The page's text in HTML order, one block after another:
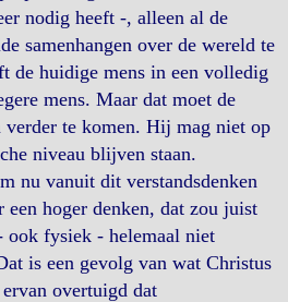
nodig heeft -, alleen al de
samenhangen over de wereld te
de huidige mens in een volledig
mens. Maar dat moet de
verder te komen. Hij mag niet op
niveau blijven staan.
nu vanuit dit verstandsdenken
een hoger denken, dat zou juist
ook fysiek - helemaal niet
is een gevolg van wat Christus
overtuigd dat